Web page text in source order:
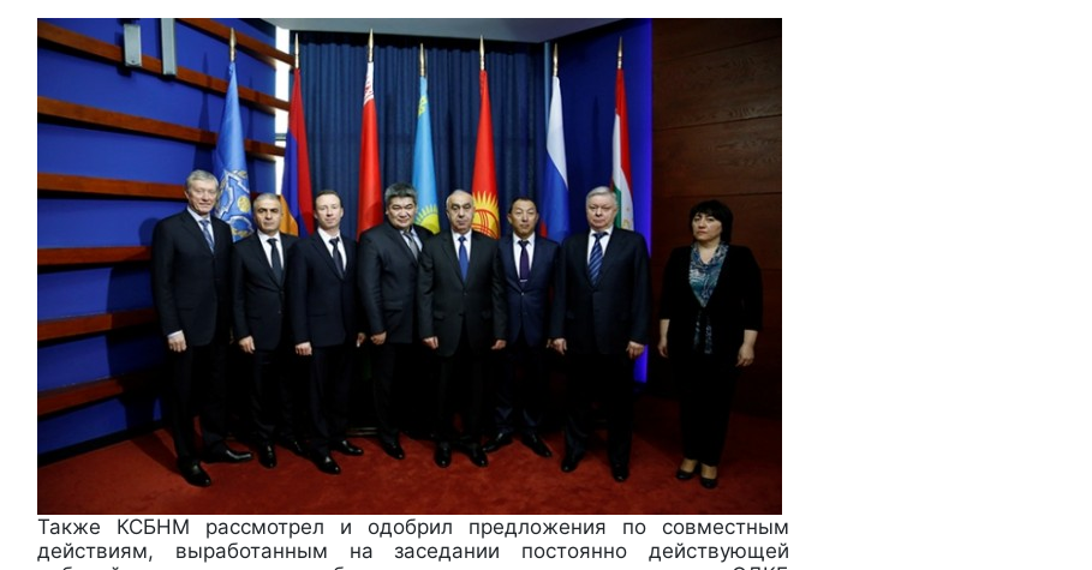
Также КСБНМ рассмотрел и одобрил предложения по совместным
действиям, выработанным на заседании постоянно действующей